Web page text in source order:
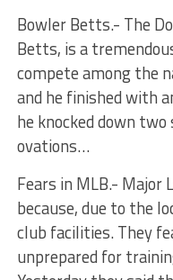
Bowler Betts.- The
Betts, is a
compete among the
and he finished with
he knocked down
ovations…
Fears in MLB.- Major
because, due to the
club facilities. They
unprepared for